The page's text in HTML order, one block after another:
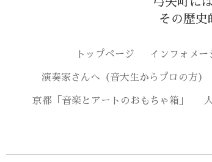
その歴史
トップページ インフォメー
演奏家さんへ（音大生からプロの方）
京都「音楽とアートのおもちゃ箱」